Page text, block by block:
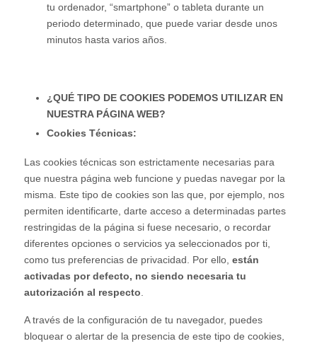
tu ordenador, “smartphone” o tableta durante un
periodo determinado, que puede variar desde unos
minutos hasta varios años.
¿QUÉ TIPO DE COOKIES PODEMOS UTILIZAR EN
NUESTRA PÁGINA WEB?
Cookies Técnicas:
Las cookies técnicas son estrictamente necesarias para
que nuestra página web funcione y puedas navegar por la
misma. Este tipo de cookies son las que, por ejemplo, nos
permiten identificarte, darte acceso a determinadas partes
restringidas de la página si fuese necesario, o recordar
diferentes opciones o servicios ya seleccionados por ti,
como tus preferencias de privacidad. Por ello,están
activadas por defecto, no siendo necesaria tu
autorización al respecto
A través de la configuración de tu navegador, puedes
bloquear o alertar de la presencia de este tipo de cookies,